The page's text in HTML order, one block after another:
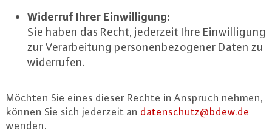
Widerruf Ihrer Ein­wil­li­gung:
Sie haben das Recht, jederzeit Ihre Ein­wil­li­gung
zur Ver­ar­bei­tung per­so­nen­be­zo­ge­ner Daten zu
wi­der­ru­fen.
Möchten Sie eines dieser Rechte in Anspruch nehmen,
können Sie sich jederzeit an da­ten­schutz@​bdew.​de
wenden.